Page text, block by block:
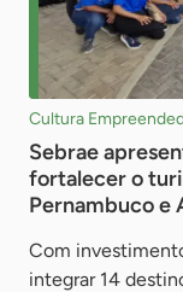
Cultura
Sebrae
fortalecer o
Pernambuco e
Com
integrar 14